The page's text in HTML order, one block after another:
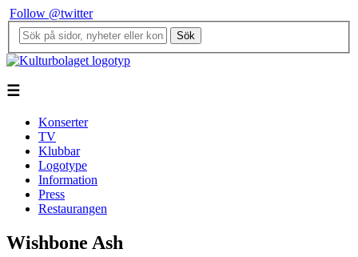
Follow @twitter
Sök
☰
Konserter
TV
Klubbar
Logotype
Information
Press
Restaurangen
Wishbone Ash